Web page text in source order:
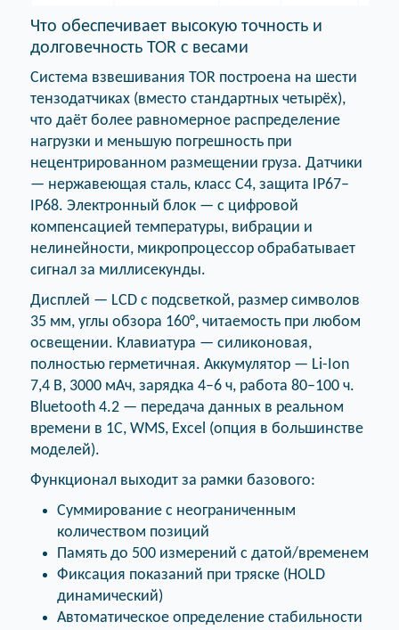
Что обеспечивает высокую точность и
долговечность TOR с весами
Система взвешивания TOR построена на шести
тензодатчиках (вместо стандартных четырёх),
что даёт более равномерное распределение
нагрузки и меньшую погрешность при
нецентрированном размещении груза. Датчики
— нержавеющая сталь, класс C4, защита IP67–
IP68. Электронный блок — с цифровой
компенсацией температуры, вибрации и
нелинейности, микропроцессор обрабатывает
сигнал за миллисекунды.
Дисплей — LCD с подсветкой, размер символов
35 мм, углы обзора 160°, читаемость при любом
освещении. Клавиатура — силиконовая,
полностью герметичная. Аккумулятор — Li-Ion
7,4 В, 3000 мАч, зарядка 4–6 ч, работа 80–100 ч.
Bluetooth 4.2 — передача данных в реальном
времени в 1С, WMS, Excel (опция в большинстве
моделей).
Функционал выходит за рамки базового:
Суммирование с неограниченным
количеством позиций
Память до 500 измерений с датой/временем
Фиксация показаний при тряске (HOLD
динамический)
Автоматическое определение стабильности